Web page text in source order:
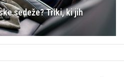
sedeže? Triki, ki jih